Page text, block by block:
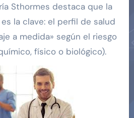
Sthormes destaca que la
la clave: el perfil de salud
a medida» según el riesgo
físico o biológico).